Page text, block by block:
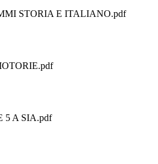
STORIA E ITALIANO.pdf
5 A SIA.pdf